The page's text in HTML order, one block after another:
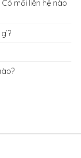
mối liên hệ nào